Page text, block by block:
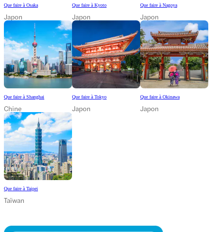
Que faire à Osaka
Japon
Que faire à Kyoto
Japon
Que faire à Nagoya
Japon
Que faire à Shanghai
Chine
Que faire à Tokyo
Japon
Que faire à Okinawa
Japon
Que faire à Taipei
Taïwan